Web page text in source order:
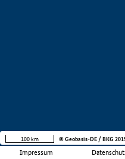
Impressum
100 km © Geobasis-DE / BKG